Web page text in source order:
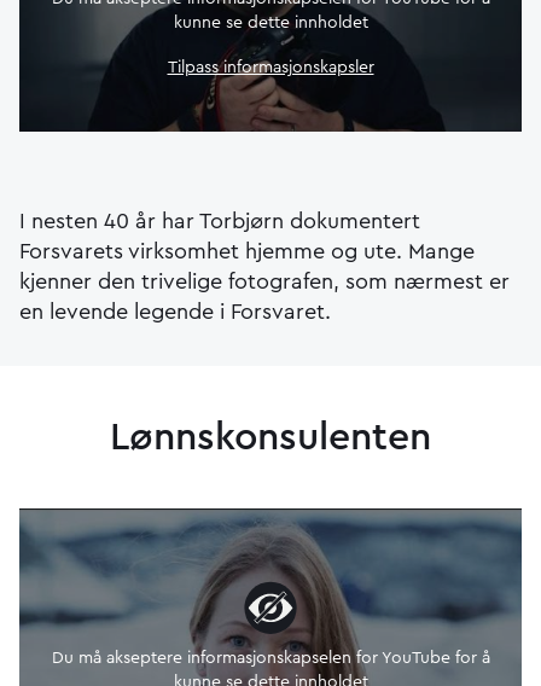
kunne se dette innholdet
Tilpass informasjonskapsler
I nesten 40 år har Torbjørn dokumentert
Forsvarets virksomhet hjemme og ute. Mange
kjenner den trivelige fotografen, som nærmest er
en levende legende i Forsvaret.
Lønnskonsulenten
Du må akseptere informasjonskapselen for YouTube for å